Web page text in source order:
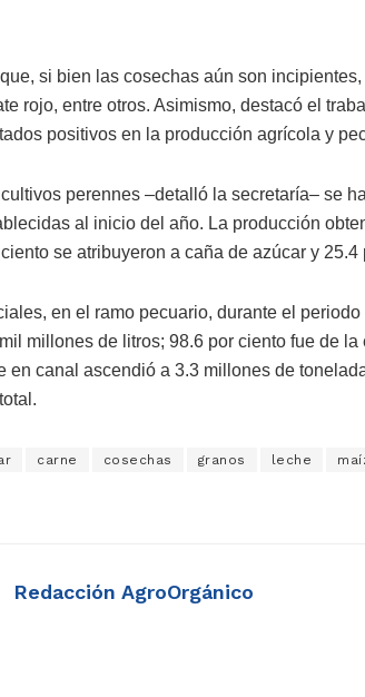
si bien las cosechas aún son
rojo, entre otros. Asimismo, destacó el
positivos en la producción agrícola y
perennes –detalló la secretaría– se
al inicio del año. La producción
se atribuyeron a caña de azúcar y 25.4
en el ramo pecuario, durante el
millones de litros; 98.6 por ciento fue de
en canal ascendió a 3.3 millones de
carne cosechas granos leche
Redacción AgroOrgánico